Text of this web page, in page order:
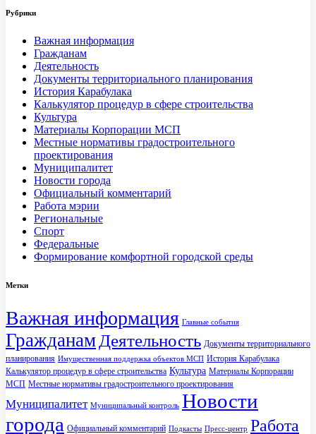
Рубрики
Важная информация
Гражданам
Деятельность
Документы территориального планирования
История Карабулака
Калькулятор процедур в сфере строительства
Культура
Материалы Корпорации МСП
Местные нормативы градостроительного
проектирования
Муниципалитет
Новости города
Официальный комментарий
Работа мэрии
Региональные
Спорт
Федеральные
Формирование комфортной городской среды
Метки
Важная информация Главные события
Гражданам Деятельность Документы территориального
планирования Имущественная поддержка объектов МСП История Карабулака
Калькулятор процедур в сфере строительства Культура Материалы Корпорации
МСП Местные нормативы градостроительного проектирования
Муниципалитет Муниципальный контроль Новости
города Официальный комментарий Подкасты Пресс-центр Работа